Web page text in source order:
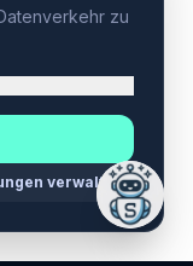
zu
verwalten